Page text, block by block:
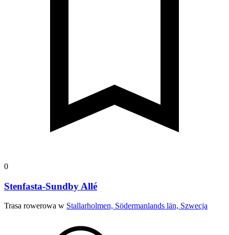
0
Stenfasta-Sundby Allé
Trasa rowerowa w Stallarholmen, Södermanlands län, Szwecja